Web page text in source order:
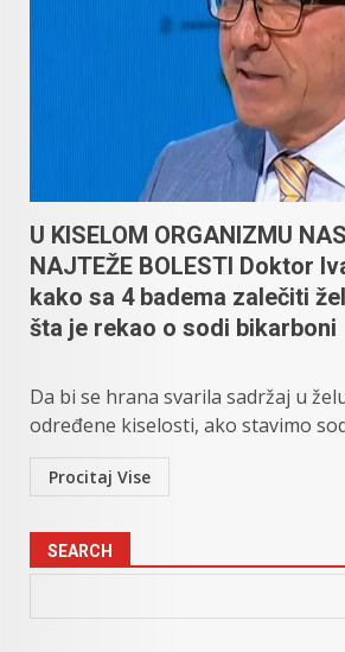
U KISELOM ORGANIZMU
NAJTEŽE BOLESTI Doktor
kako sa 4 badema zalečiti
šta je rekao o sodi bikarboni
Da bi se hrana svarila sadržaj u
određene kiselosti, ako stavimo
Procitaj Vise
SEARCH